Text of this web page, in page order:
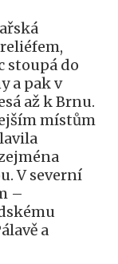
stoupá do
a pak v
až k Brnu.
místům
V severní
–
a